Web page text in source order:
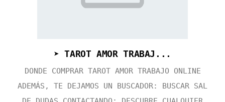
➤ TAROT AMOR TRABAJ...
DONDE COMPRAR TAROT AMOR TRABAJO ONLINE
ADEMÁS, TE DEJAMOS UN BUSCADOR: BUSCAR SAL